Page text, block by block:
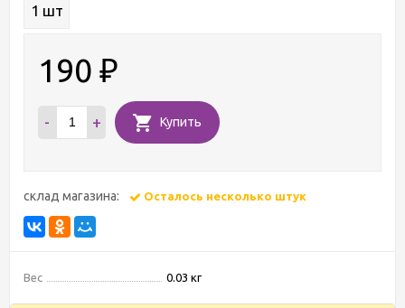
1 шт
190 ₽
- + Купить
склад магазина: Осталось несколько штук
Вес 0.03 кг